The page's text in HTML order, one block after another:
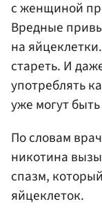
с женщиной
Вредные
на
стареть. И
употреблять
уже могут
По словам
никотина
спазм,
яйцеклеток.